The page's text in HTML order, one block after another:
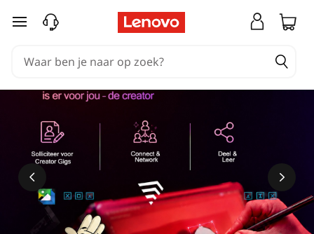
Ga naar de hoofdinhoud